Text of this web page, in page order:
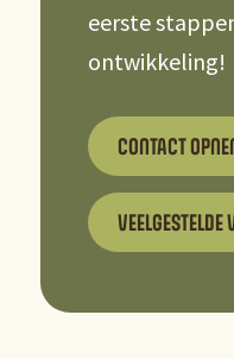
eerste
ontwikkeling!
CONTACT
VEELGESTELDE